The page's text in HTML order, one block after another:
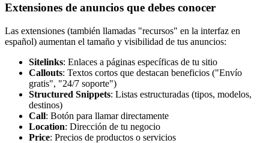
Extensiones de anuncios que debes conocer
Las extensiones (también llamadas "recursos" en la interfaz en
español) aumentan el tamaño y visibilidad de tus anuncios:
Sitelinks: Enlaces a páginas específicas de tu sitio
Callouts: Textos cortos que destacan beneficios ("Envío
gratis", "24/7 soporte")
Structured Snippets: Listas estructuradas (tipos, modelos,
destinos)
Call: Botón para llamar directamente
Location: Dirección de tu negocio
Price: Precios de productos o servicios